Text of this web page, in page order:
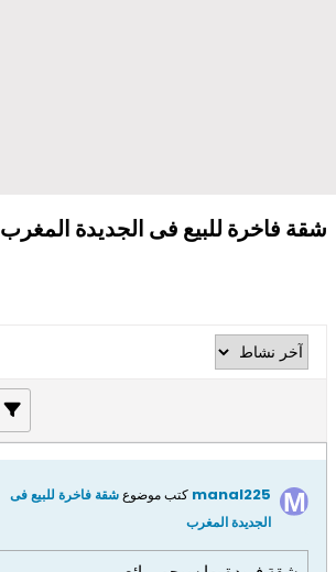
شقة فاخرة للبيع فى الجديدة المغرب
manal225 كتب موضوعشقة فاخرة للبيع فى
الجديدة المغرب